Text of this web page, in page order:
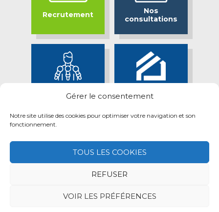
Gérer le consentement
Notre site utilise des cookies pour optimiser votre navigation et son
fonctionnement.
TOUS LES COOKIES
REFUSER
VOIR LES PRÉFÉRENCES
Recrutement
Nos
consultations
Espace presse
Attractif
Politique des cookies